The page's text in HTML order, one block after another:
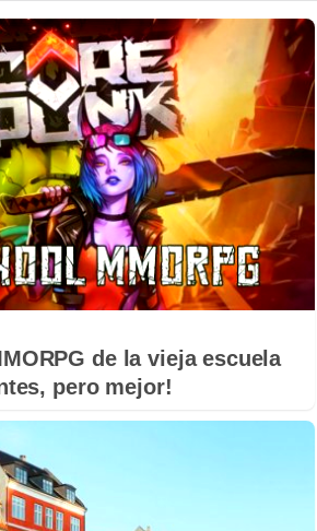
de la vieja escuela
pero mejor!